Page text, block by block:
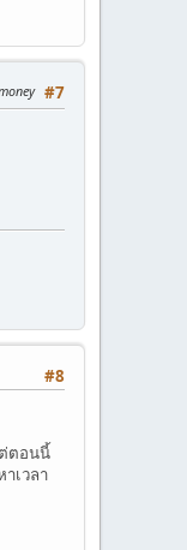
#7
#8
ตอนนี้
เวลา